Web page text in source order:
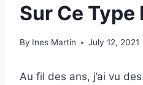
Sur Ce Type
By Ines Martin July 12, 2021
Au fil des ans, j’ai vu